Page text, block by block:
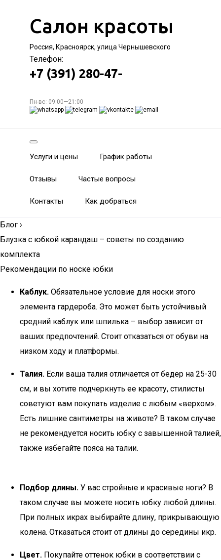
Салон красоты
Россия, Красноярск, улица Чернышевского
Телефон:
+7 (391) 280-47-
Пн-вс: 09:00—21:00
Услуги и цены График работы
Отзывы Частые вопросы
Контакты Как добраться
Блог ›
Блузка с юбкой карандаш – советы по созданию
комплекта
Рекомендации по носке юбки
Каблук. Обязательное условие для носки этого
элемента гардероба. Это может быть устойчивый
средний каблук или шпилька – выбор зависит от
ваших предпочтений. Стоит отказаться от обуви на
низком ходу и платформы.
Талия. Если ваша талия отличается от бедер на 25-30
см, и вы хотите подчеркнуть ее красоту, стилисты
советуют вам покупать изделие с любым «верхом».
Есть лишние сантиметры на животе? В таком случае
не рекомендуется носить юбку с завышенной талией,
также избегайте пояса на талии.
Подбор длины. У вас стройные и красивые ноги? В
таком случае вы можете носить юбку любой длины.
При полных икрах выбирайте длину, прикрывающую
колена. Отказаться стоит от длины до середины икр.
Цвет. Покупайте оттенок юбки в соответствии с